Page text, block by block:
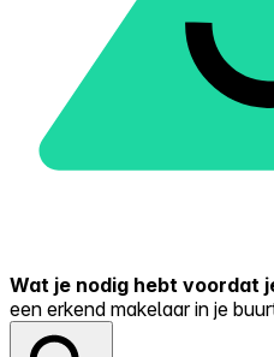
Wat je nodig hebt voordat
een erkend makelaar in je